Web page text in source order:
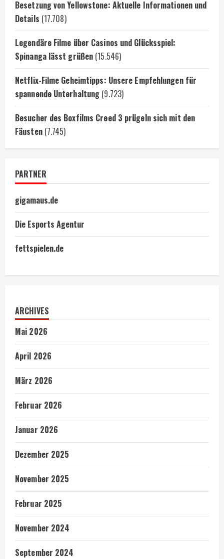
Besetzung von Yellowstone: Aktuelle Informationen und
Details (17.708)
Legendäre Filme über Casinos und Glücksspiel:
Spinanga lässt grüßen (15.546)
Netflix-Filme Geheimtipps: Unsere Empfehlungen für
spannende Unterhaltung (9.723)
Besucher des Boxfilms Creed 3 prügeln sich mit den
Fäusten (7.745)
PARTNER
gigamaus.de
Die Esports Agentur
fettspielen.de
ARCHIVES
Mai 2026
April 2026
März 2026
Februar 2026
Januar 2026
Dezember 2025
November 2025
Februar 2025
November 2024
September 2024